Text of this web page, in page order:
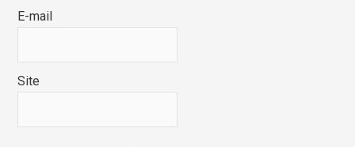
E-mail
Site